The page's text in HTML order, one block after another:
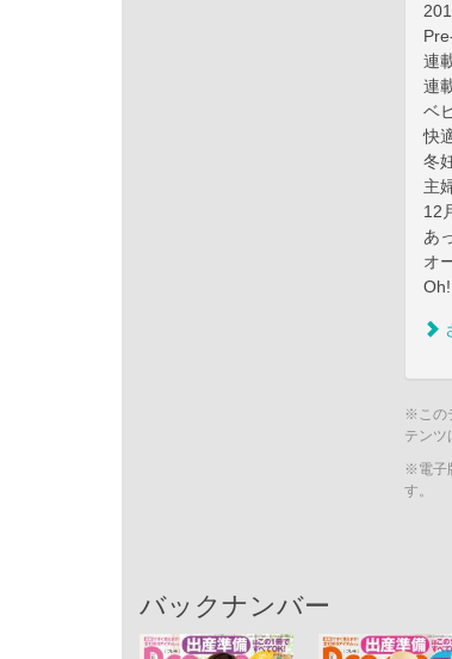
連
連
ベ
快
冬
主
12
あ
オ
※この
テンツ
※電子
す。
バックナンバー